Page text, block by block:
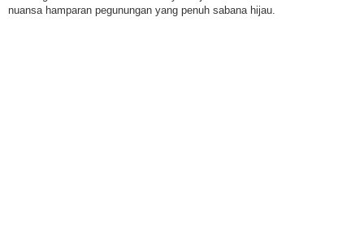
nuansa hamparan pegunungan yang penuh sabana hijau.